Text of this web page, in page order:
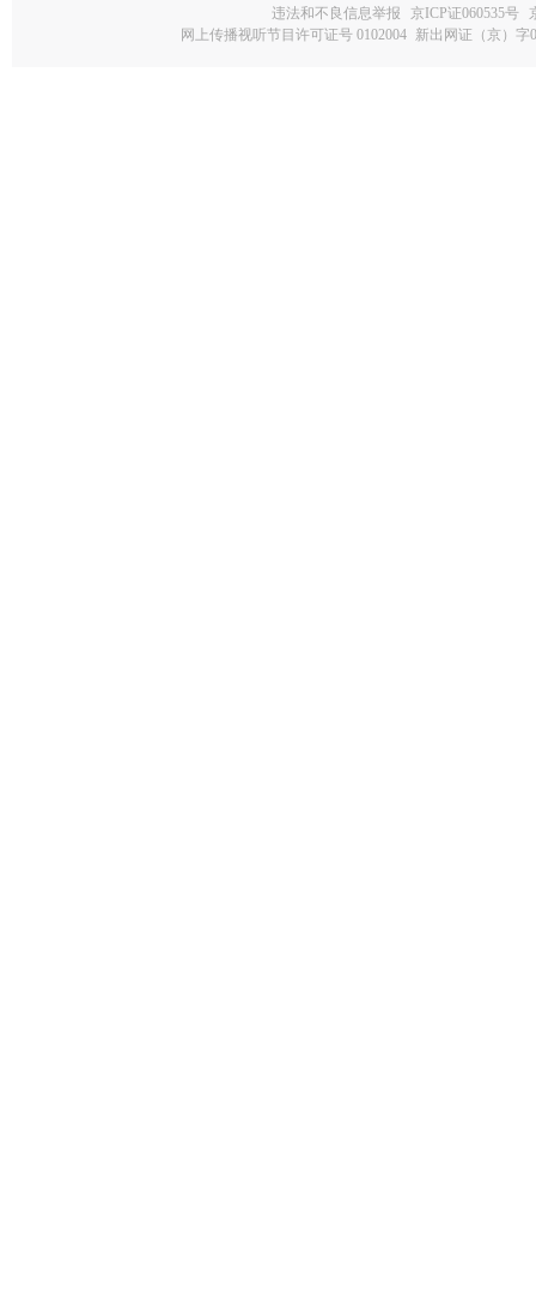
违法和不良信息举报 京ICP证060535号
网上传播视听节目许可证号 0102004 新出网证（京）